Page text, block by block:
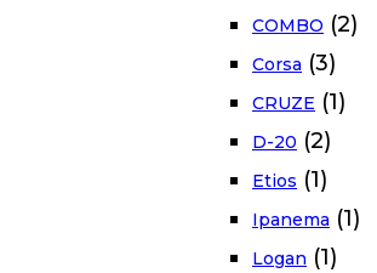
COMBO (2)
Corsa (3)
CRUZE (1)
D-20 (2)
Etios (1)
Ipanema (1)
Logan (1)